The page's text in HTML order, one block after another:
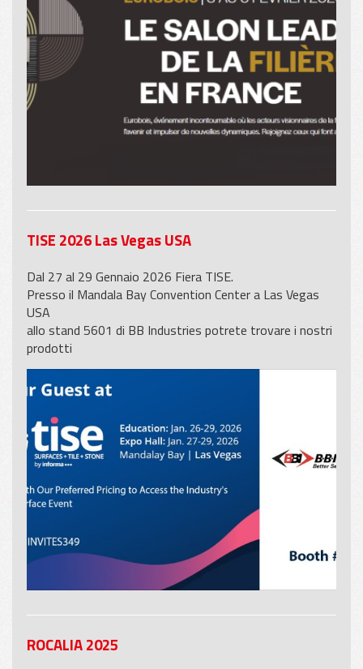
TISE 2026 Las Vegas USA
Dal 27 al 29 Gennaio 2026 Fiera TISE.
Presso il Mandala Bay Convention Center a Las Vegas
USA
allo stand 5601 di BB Industries potrete trovare i nostri
prodotti
ROCALIA 2025